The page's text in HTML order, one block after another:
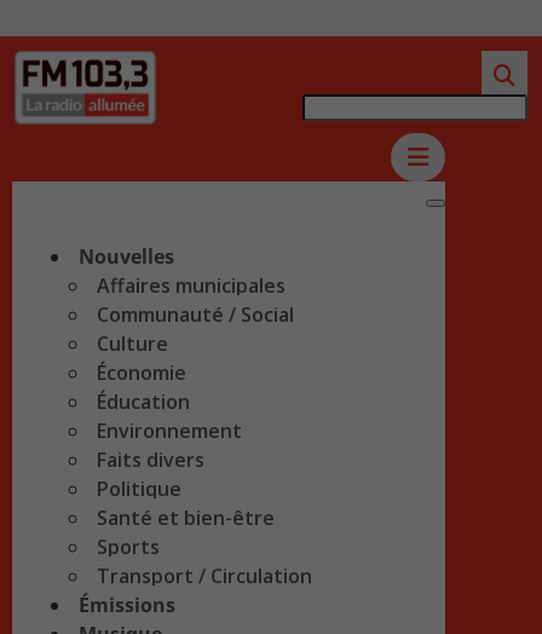
Nouvelles
Affaires municipales
Communauté / Social
Culture
Économie
Éducation
Environnement
Faits divers
Politique
Santé et bien-être
Sports
Transport / Circulation
Émissions